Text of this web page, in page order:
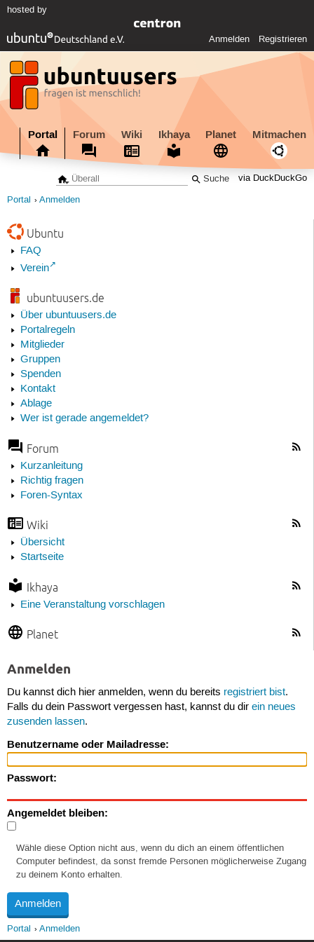
hosted by
Anmelden Registrieren
Portal Forum Wiki Ikhaya Planet Mitmachen
via DuckDuckGo
Portal Anmelden
Ubuntu
FAQ
Verein
ubuntuusers.de
Über ubuntuusers.de
Portalregeln
Mitglieder
Gruppen
Spenden
Kontakt
Ablage
Wer ist gerade angemeldet?
Forum
Kurzanleitung
Richtig fragen
Foren-Syntax
Wiki
Übersicht
Startseite
Ikhaya
Eine Veranstaltung vorschlagen
Planet
Anmelden
Du kannst dich hier anmelden, wenn du bereits registriert bist.
Falls du dein Passwort vergessen hast, kannst du dir ein neues
zusenden lassen.
Benutzername oder Mailadresse:
Passwort:
Angemeldet bleiben:
Wähle diese Option nicht aus, wenn du dich an einem öffentlichen
Computer befindest, da sonst fremde Personen möglicherweise Zugang
zu deinem Konto erhalten.
Portal Anmelden